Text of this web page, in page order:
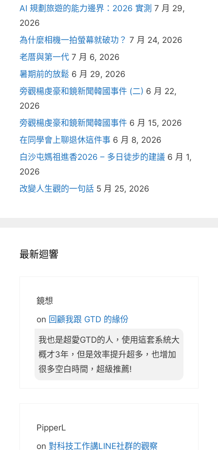
AI 規劃旅遊的能力邊界：2026 實測 7 月 29,
2026
為什麼相機一拍螢幕就破功？ 7 月 24, 2026
老厝與第一代 7 月 6, 2026
暑期前的放鬆 6 月 29, 2026
旁觀楊虔豪和鏡新聞韓國事件 (二) 6 月 22,
2026
旁觀楊虔豪和鏡新聞韓國事件 6 月 15, 2026
在同學會上聊退休這件事 6 月 8, 2026
白沙屯媽祖進香2026 – 多日徒步的建議 6 月 1,
2026
改變人生觀的一句話 5 月 25, 2026
最新迴響
鏡想
on 回顧我跟 GTD 的緣份
我也是超愛GTD的人，使用這套系統大
概才3年，但是效率提升超多，也增加
很多空白時間，超級推薦!
PipperL
on 對科技工作講LINE社群的觀察